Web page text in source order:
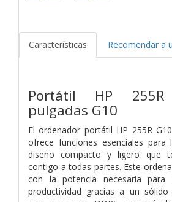
Características Recomendar a
Portátil HP
pulgadas G10
El ordenador portátil HP 255R
ofrece funciones esenciales
diseño compacto y ligero que
contigo a todas partes. Este
con la potencia necesaria para
productividad gracias a un sólido